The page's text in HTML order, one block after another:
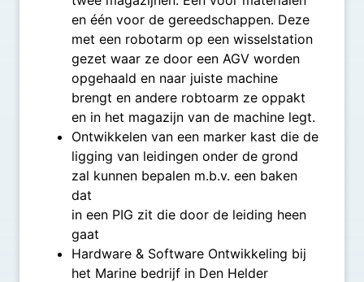
en één voor de gereedschappen. Deze
met een robotarm op een wisselstation
gezet waar ze door een AGV worden
opgehaald en naar juiste machine
brengt en andere robtoarm ze oppakt
en in het magazijn van de machine legt.
Ontwikkelen van een marker kast die de
ligging van leidingen onder de grond
zal kunnen bepalen m.b.v. een baken
dat
in een PIG zit die door de leiding heen
gaat
Hardware & Software Ontwikkeling bij
het Marine bedrijf in Den Helder